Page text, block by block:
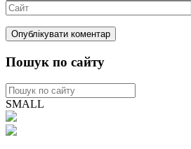
Пошук по сайту
SMALL